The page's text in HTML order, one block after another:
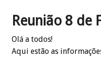
Reunião 8 de
Olá a todos!
Aqui estão as